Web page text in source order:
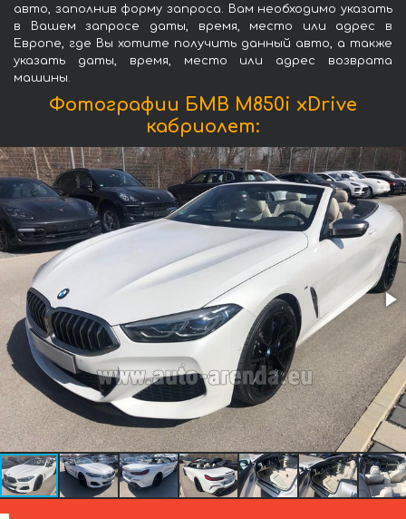
авто, заполнив форму запроса. Вам необходимо указать
в Вашем запросе даты, время, место или адрес в
Европе, где Вы хотите получить данный авто, а также
указать даты, время, место или адрес возврата
машины.
Фотографии БМВ M850i xDrive
кабриолет: